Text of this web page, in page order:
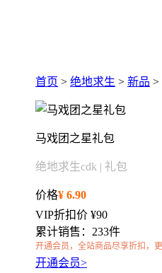
首页 > 绝地求生 > 新品 >
马戏团之星礼包
绝地求生cdk | 礼包
价格¥ 6.90
VIP折扣价 ¥90
累计销售：233件
开通会员，全站商品尽享折扣，
开通会员>